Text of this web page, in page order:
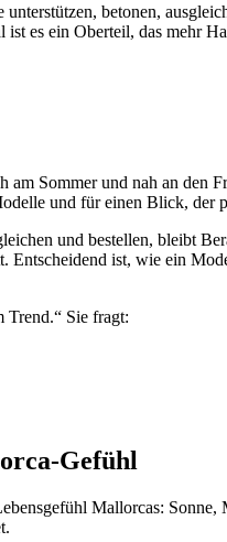
betonen,
es ein Oberteil, das mehr
Sommer und nah an den
und für einen Blick, der
und bestellen, bleibt
Entscheidend ist, wie ein
Trend.“ Sie fragt:
Gefühl
Mallorcas: Sonne,